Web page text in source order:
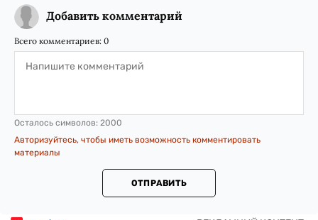
Добавить комментарий
Всего комментариев: 0
Осталось символов: 2000
Авторизуйтесь, чтобы иметь возможность комментировать
материалы
ОТПРАВИТЬ